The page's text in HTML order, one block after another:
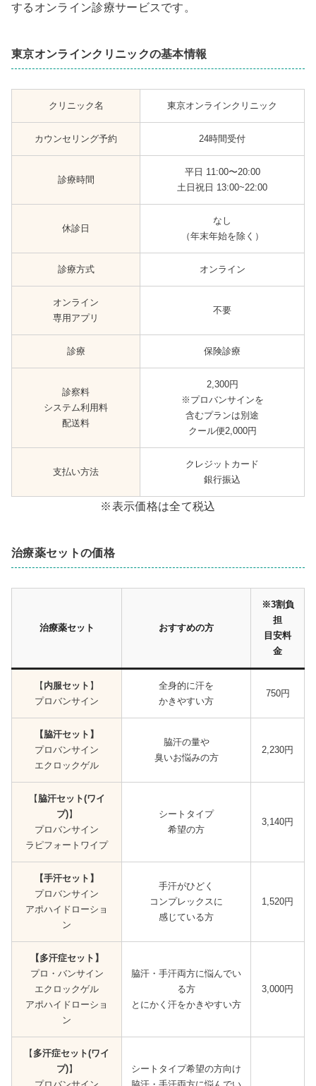
するオンライン診療サービスです。
東京オンラインクリニックの基本情報
クリニック名 東京オンラインクリニック
カウンセリング予約 24時間受付
診療時間
平日 11:00〜20:00
土日祝日 13:00~22:00
休診日
なし
（年末年始を除く）
診療方式 オンライン
オンライン
専用アプリ
不要
診療 保険診療
診察料
システム利用料
配送料
2,300円
※プロバンサインを
含むプランは別途
クール便2,000円
支払い方法
クレジットカード
銀行振込
※表示価格は全て税込
治療薬セットの価格
治療薬セット おすすめの方
※3割負
担
目安料
金
【 内服セット 】
プロバンサイン
全身的に汗を
かきやすい方
750円
【脇汗セット】
プロバンサイン
エクロックゲル
脇汗の量や
臭いお悩みの方
2,230円
【 脇汗セット(ワイ
プ)】
プロバンサイン
ラピフォートワイプ
シートタイプ
希望の方
3,140円
【手汗セット 】
プロバンサイン
アポハイドローショ
ン
手汗がひどく
コンプレックスに
感じている方
1,520円
【多汗症セット】
プロ・バンサイン
エクロックゲル
アポハイドローショ
ン
脇汗・手汗両方に悩んでい
る方
とにかく汗をかきやすい方
3,000円
【 多汗症セット(ワイ
プ)】
シートタイプ希望の方向け